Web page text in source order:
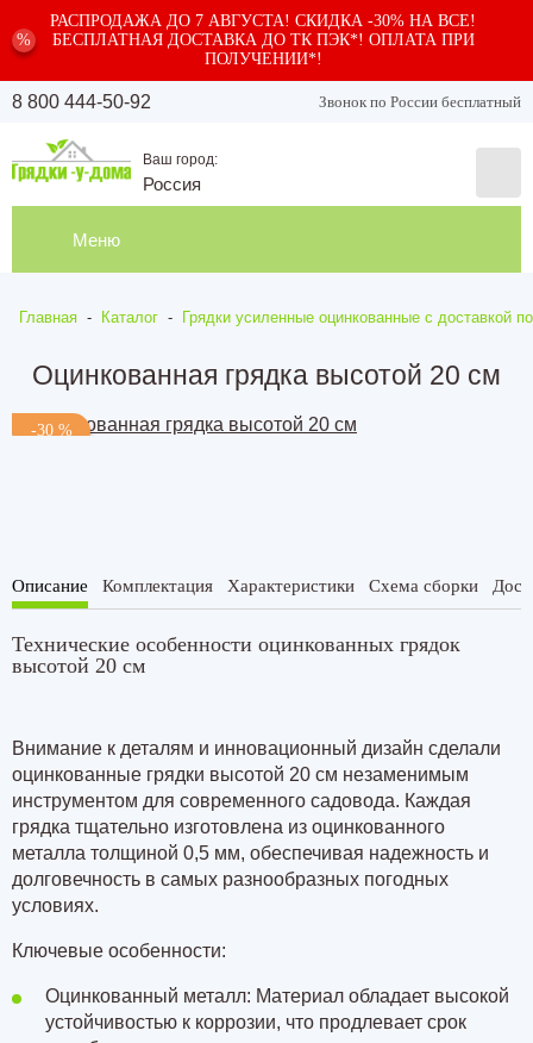
%
РАСПРОДАЖА ДО 7 АВГУСТА! СКИДКА -30% НА ВСЕ!
БЕСПЛАТНАЯ ДОСТАВКА ДО ТК ПЭК*! ОПЛАТА ПРИ
ПОЛУЧЕНИИ*!
8 800 444-50-92 Звонок по России бесплатный
Ваш город:
Россия
Меню
Главная - Каталог - Грядки усиленные оцинкованные с доставкой
Оцинкованная грядка высотой 20 см
-30 %
Описание Комплектация Характеристики Схема сборки
Технические особенности оцинкованных грядок
высотой 20 см
Внимание к деталям и инновационный дизайн сделали
оцинкованные грядки высотой 20 см незаменимым
инструментом для современного садовода. Каждая
грядка тщательно изготовлена из оцинкованного
металла толщиной 0,5 мм, обеспечивая надежность и
долговечность в самых разнообразных погодных
условиях.
Ключевые особенности:
Оцинкованный металл: Материал обладает высокой
устойчивостью к коррозии, что продлевает срок